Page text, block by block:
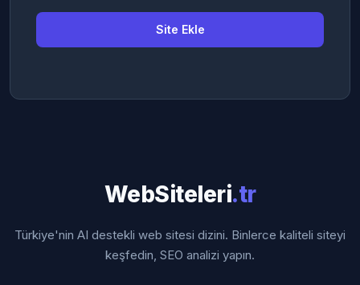
Site Ekle
WebSiteleri.tr
Türkiye'nin AI destekli web sitesi dizini. Binlerce kaliteli siteyi
keşfedin, SEO analizi yapın.